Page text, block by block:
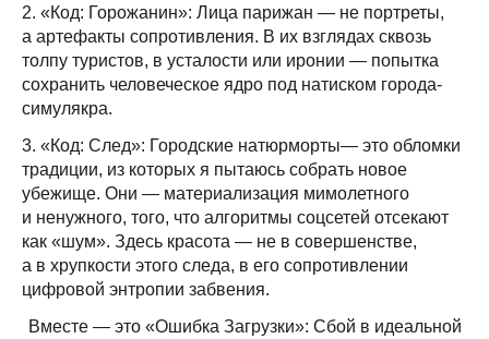
2. «Код: Горожанин»: Лица парижан — не портреты,
а артефакты сопротивления. В их взглядах сквозь
толпу туристов, в усталости или иронии — попытка
сохранить человеческое ядро под натиском города-
симулякра.
3. «Код: След»: Городские натюрморты— это обломки
традиции, из которых я пытаюсь собрать новое
убежище. Они — материализация мимолетного
и ненужного, того, что алгоритмы соцсетей отсекают
как «шум». Здесь красота — не в совершенстве,
а в хрупкости этого следа, в его сопротивлении
цифровой энтропии забвения.
Вместе — это «Ошибка Загрузки»: Сбой в идеальной